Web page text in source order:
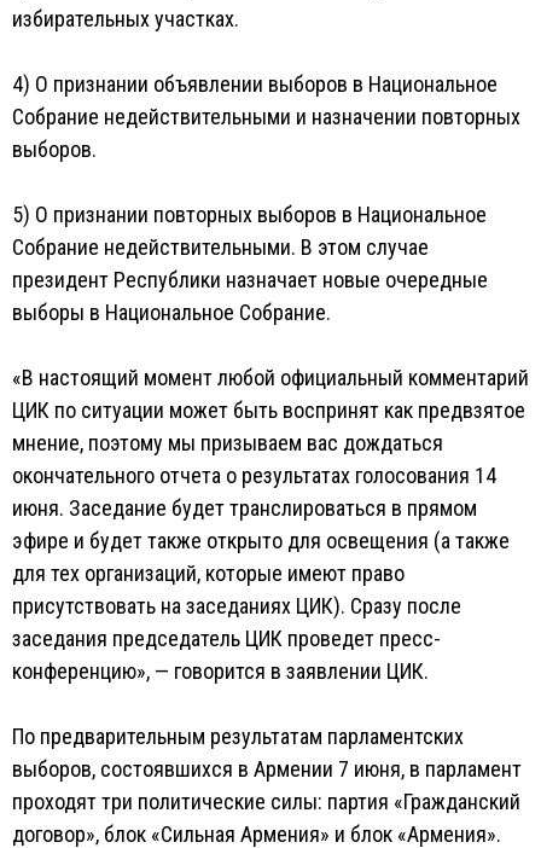
избирательных участках.
4) О признании объявлении выборов в Национальное
Собрание недействительными и назначении повторных
выборов.
5) О признании повторных выборов в Национальное
Собрание недействительными. В этом случае
президент Республики назначает новые очередные
выборы в Национальное Собрание.
«В настоящий момент любой официальный комментарий
ЦИК по ситуации может быть воспринят как предвзятое
мнение, поэтому мы призываем вас дождаться
окончательного отчета о результатах голосования 14
июня. Заседание будет транслироваться в прямом
эфире и будет также открыто для освещения (а также
для тех организаций, которые имеют право
присутствовать на заседаниях ЦИК). Сразу после
заседания председатель ЦИК проведет пресс-
конференцию», — говорится в заявлении ЦИК.
По предварительным результатам парламентских
выборов, состоявшихся в Армении 7 июня, в парламент
проходят три политические силы: партия «Гражданский
договор», блок «Сильная Армения» и блок «Армения».